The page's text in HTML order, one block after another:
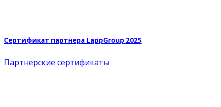
Сертификат партнера LappGroup 2025
Партнерские сертификаты